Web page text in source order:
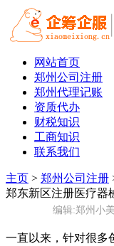
网站首页
郑州公司注册
郑州代理记账
资质代办
财税知识
工商知识
联系我们
主页 > 郑州公司注册
郑东新区注册医疗器
编辑:郑州小
一直以来，针对很多